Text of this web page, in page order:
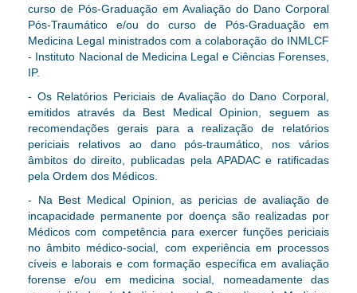
curso de Pós-Graduação em Avaliação do Dano Corporal
Pós-Traumático e/ou do curso de Pós-Graduação em
Medicina Legal ministrados com a colaboração do INMLCF
- Instituto Nacional de Medicina Legal e Ciências Forenses,
IP.
- Os Relatórios Periciais de Avaliação do Dano Corporal,
emitidos através da Best Medical Opinion, seguem as
recomendações gerais para a realização de relatórios
periciais relativos ao dano pós-traumático, nos vários
âmbitos do direito, publicadas pela APADAC e ratificadas
pela Ordem dos Médicos.
- Na Best Medical Opinion, as pericias de avaliação de
incapacidade permanente por doença são realizadas por
Médicos com competência para exercer funções periciais
no âmbito médico-social, com experiência em processos
cíveis e laborais e com formação específica em avaliação
forense e/ou em medicina social, nomeadamente das